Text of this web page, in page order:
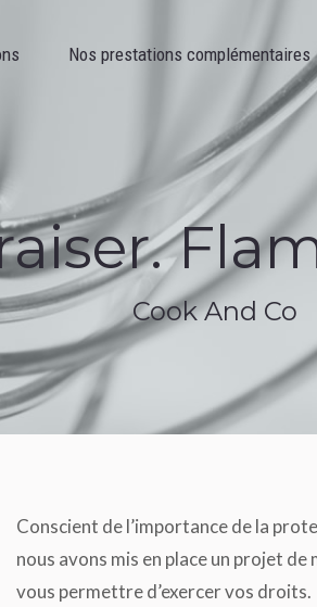
Nos prestations complémentaires
Cook And Co
Conscient de l’importance de la
nous avons mis en place un projet
vous permettre d’exercer vos droits.